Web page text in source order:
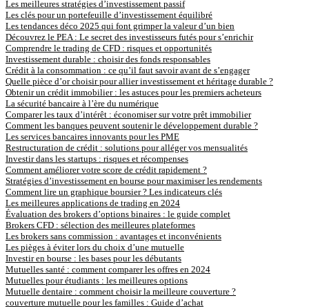
Les meilleures stratégies d’investissement passif
Les clés pour un portefeuille d’investissement équilibré
Les tendances déco 2025 qui font grimper la valeur d’un bien
Découvrez le PEA : Le secret des investisseurs futés pour s’enrichir
Comprendre le trading de CFD : risques et opportunités
Investissement durable : choisir des fonds responsables
Crédit à la consommation : ce qu’il faut savoir avant de s’engager
Quelle pièce d’or choisir pour allier investissement et héritage durable ?
Obtenir un crédit immobilier : les astuces pour les premiers acheteurs
La sécurité bancaire à l’ère du numérique
Comparer les taux d’intérêt : économiser sur votre prêt immobilier
Comment les banques peuvent soutenir le développement durable ?
Les services bancaires innovants pour les PME
Restructuration de crédit : solutions pour alléger vos mensualités
Investir dans les startups : risques et récompenses
Comment améliorer votre score de crédit rapidement ?
Stratégies d’investissement en bourse pour maximiser les rendements
Comment lire un graphique boursier ? Les indicateurs clés
Les meilleures applications de trading en 2024
Évaluation des brokers d’options binaires : le guide complet
Brokers CFD : sélection des meilleures plateformes
Les brokers sans commission : avantages et inconvénients
Les pièges à éviter lors du choix d’une mutuelle
Investir en bourse : les bases pour les débutants
Mutuelles santé : comment comparer les offres en 2024
Mutuelles pour étudiants : les meilleures options
Mutuelle dentaire : comment choisir la meilleure couverture ?
couverture mutuelle pour les familles : Guide d’achat